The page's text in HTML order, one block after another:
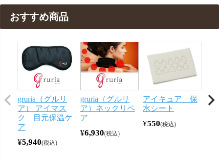
おすすめ商品
gruria（グルリ
ア） アイマス
ク 目元保温ケ
ア
¥5,940 税込
gruria（グルリ
ア）ネックリペ
ア
¥6,930 税込
アイキュア 保
水シート
¥550 税込
メ
ー